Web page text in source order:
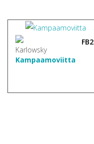
FB2
Kampaamoviitta